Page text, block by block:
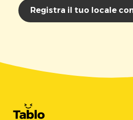
Registra il tuo locale